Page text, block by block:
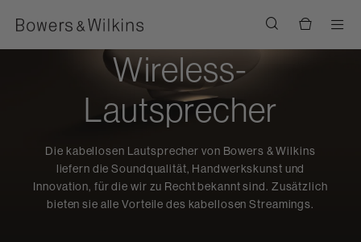
Wireless-
Lautsprecher
Die kabellosen Lautsprecher von Bowers & Wilkins
liefern die Soundqualität, Handwerkskunst und
Innovation, für die wir zu Recht bekannt sind. Zusätzlich
bieten sie alle Vorteile des kabellosen Streamings.